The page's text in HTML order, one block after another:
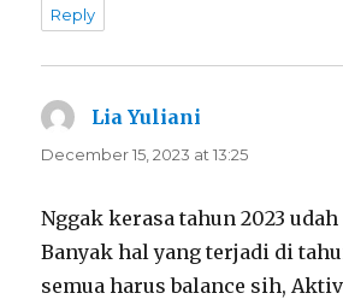
Reply
Lia Yuliani
December 15, 2023 at 13:25
Nggak kerasa tahun 2023 udah
Banyak hal yang terjadi di
semua harus balance sih,